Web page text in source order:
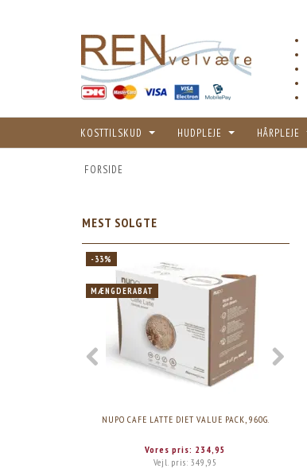
KOSTTILSKUD HUDPLEJE HÅRPLEJE
FORSIDE
MEST SOLGTE
-33%
MÆNGDERABAT
NUPO CAFE LATTE DIET VALUE PACK, 960G.
Vores pris: 234,95
Vejl. pris:349,95